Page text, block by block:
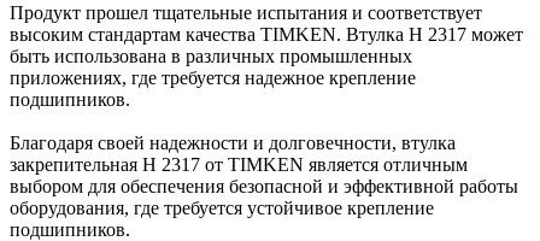
Продукт прошел тщательные испытания и соответствует
высоким стандартам качества TIMKEN. Втулка H 2317 может
быть использована в различных промышленных
приложениях, где требуется надежное крепление
подшипников.
Благодаря своей надежности и долговечности, втулка
закрепительная H 2317 от TIMKEN является отличным
выбором для обеспечения безопасной и эффективной работы
оборудования, где требуется устойчивое крепление
подшипников.